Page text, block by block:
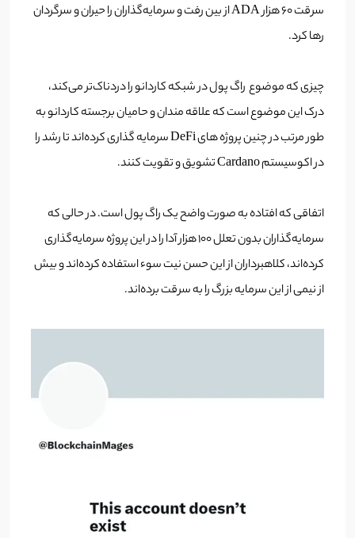
سرقت 60 هزار ADA از بین رفت و سرمایه‌گذاران را حیران و سرگردان
رها کرد.
چیزی که موضوع راگ پول در شبکه کاردانو را دردناک‌تر می‌کند،
درک این موضوع است که علاقه مندان و حامیان برجسته کاردانو به
طور مرتب در چنین پروژه های DeFi سرمایه گذاری کرده‌اند تا رشد را
در اکوسیستم Cardano تشویق و تقویت کنند.
اتفاقی که افتاده به صورت واضح یک راگ پول است. در حالی که
سرمایه‌گذاران بدون تعلل 100 هزار آدا را در این پروژه سرمایه‌گذاری
کرده‌اند، کلاهبرداران از این حسن نیت سوء استفاده کرده‌اند و بیش
از نیمی از این سرمایه بزرگ را به سرقت برده‌اند.